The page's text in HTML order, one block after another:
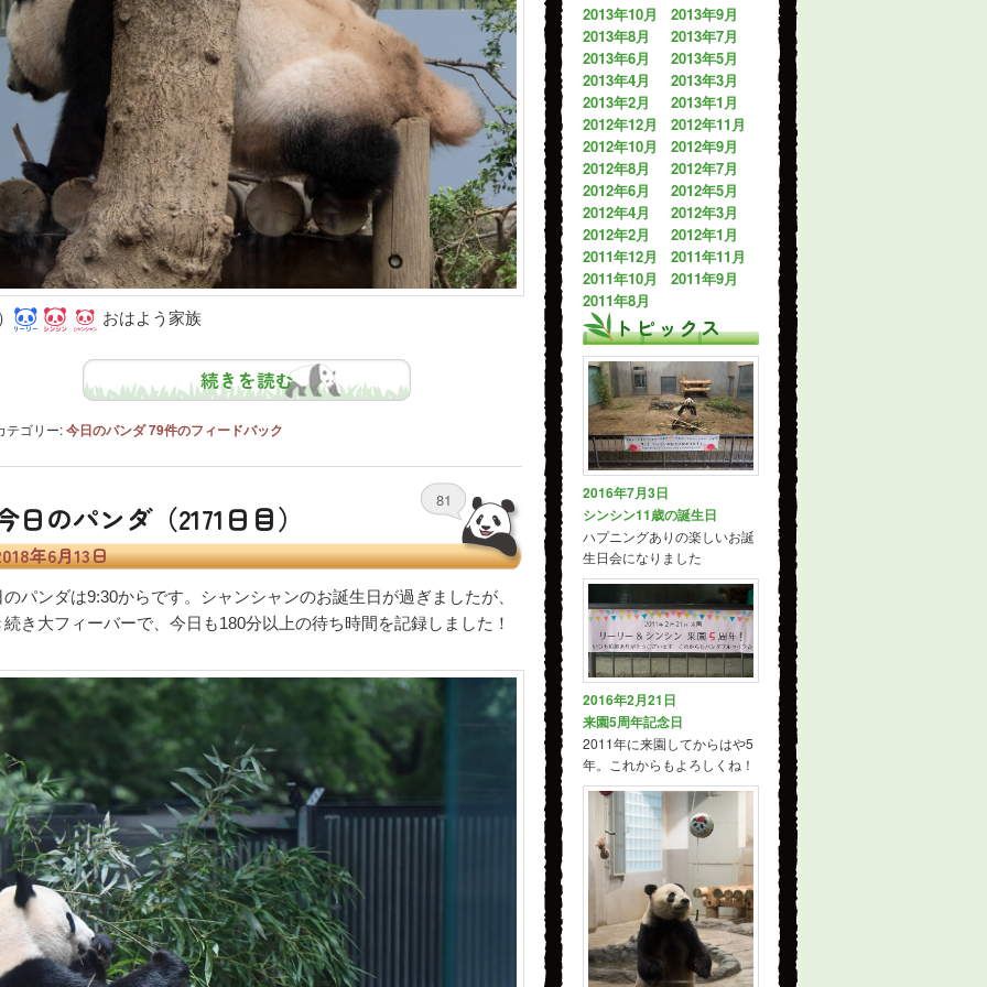
おはよう家族
続きを読む
テゴリー:今日のパンダ79件のフィードバック
日のパンダ（2171日目）
年6月13日
81
のパンダは9:30からです。シャンシャンのお誕生日が過ぎましたが、
続き大フィーバーで、今日も180分以上の待ち時間を記録しました！
2013年10月
2013年9月
2013年8月
2013年7月
2013年6月
2013年5月
2013年4月
2013年3月
2013年2月
2013年1月
2012年12月
2012年11月
2012年10月
2012年9月
2012年8月
2012年7月
2012年6月
2012年5月
2012年4月
2012年3月
2012年2月
2012年1月
2011年12月
2011年11月
2011年10月
2011年9月
2011年8月
トピックス
2016年7月3日
シンシン11歳の誕生日
ハプニングありの楽しいお誕
生日会になりました
2016年2月21日
来園5周年記念日
2011年に来園してからはや5
年。これからもよろしくね！